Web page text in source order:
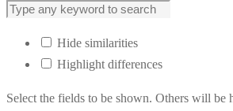
Hide similarities
Highlight differences
Select the fields to be shown. Others will be